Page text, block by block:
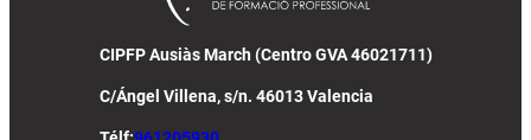
CIPFP Ausiàs March (Centro GVA 46021711)
C/Ángel Villena, s/n. 46013 Valencia